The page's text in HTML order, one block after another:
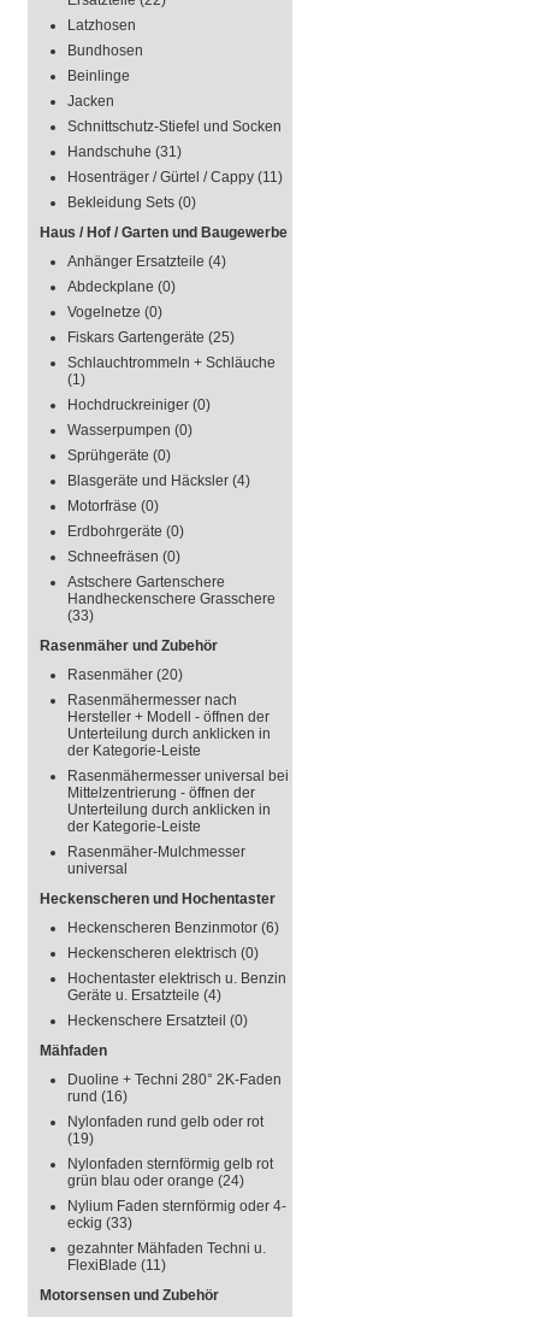
Latzhosen
Bundhosen
Beinlinge
Jacken
Schnittschutz-Stiefel und Socken
Handschuhe (31)
Hosenträger / Gürtel / Cappy (11)
Bekleidung Sets (0)
Haus / Hof / Garten und Baugewerbe
Anhänger Ersatzteile (4)
Abdeckplane (0)
Vogelnetze (0)
Fiskars Gartengeräte (25)
Schlauchtrommeln + Schläuche
(1)
Hochdruckreiniger (0)
Wasserpumpen (0)
Sprühgeräte (0)
Blasgeräte und Häcksler (4)
Motorfräse (0)
Erdbohrgeräte (0)
Schneefräsen (0)
Astschere Gartenschere
Handheckenschere Grasschere
(33)
Rasenmäher und Zubehör
Rasenmäher (20)
Rasenmähermesser nach
Hersteller + Modell - öffnen der
Unterteilung durch anklicken in
der Kategorie-Leiste
Rasenmähermesser universal bei
Mittelzentrierung - öffnen der
Unterteilung durch anklicken in
der Kategorie-Leiste
Rasenmäher-Mulchmesser
universal
Heckenscheren und Hochentaster
Heckenscheren Benzinmotor (6)
Heckenscheren elektrisch (0)
Hochentaster elektrisch u. Benzin
Geräte u. Ersatzteile (4)
Heckenschere Ersatzteil (0)
Mähfaden
Duoline + Techni 280° 2K-Faden
rund (16)
Nylonfaden rund gelb oder rot
(19)
Nylonfaden sternförmig gelb rot
grün blau oder orange (24)
Nylium Faden sternförmig oder 4-
eckig (33)
gezahnter Mähfaden Techni u.
FlexiBlade (11)
Motorsensen und Zubehör